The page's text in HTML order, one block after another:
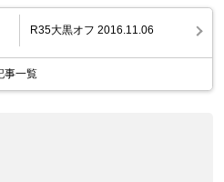
R35大黒オフ 2016.11.06
事一覧